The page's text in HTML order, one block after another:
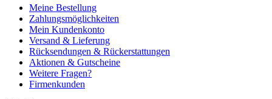
Meine Bestellung
Zahlungsmöglichkeiten
Mein Kundenkonto
Versand & Lieferung
Rücksendungen & Rückerstattungen
Aktionen & Gutscheine
Weitere Fragen?
Firmenkunden